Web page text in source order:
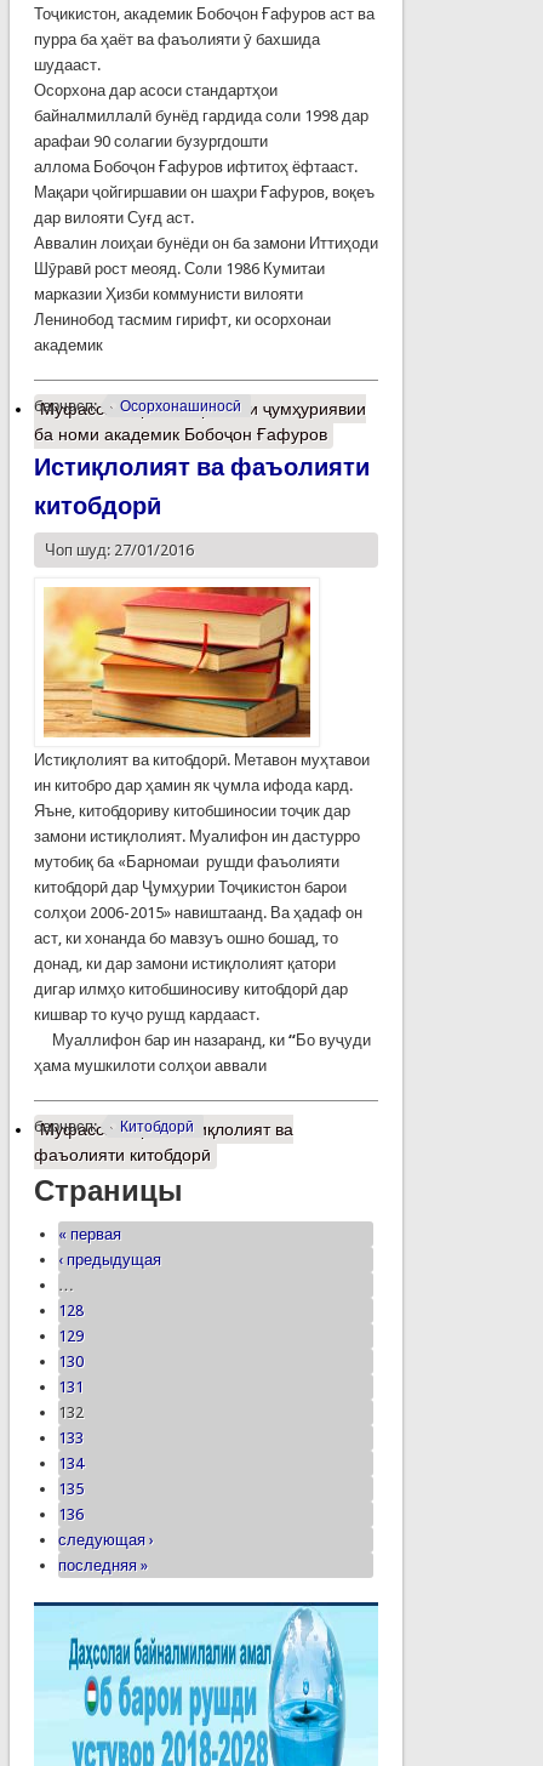
Тоҷикистон, академик Бобоҷон Ғафуров аст ва
пурра ба ҳаёт ва фаъолияти ӯ бахшида
шудааст.
Осорхона дар асоси стандартҳои
байналмиллалӣ бунёд гардида соли 1998 дар
арафаи 90 солагии бузургдошти
аллома Бобоҷон Ғафуров ифтитоҳ ёфтааст.
Мақари ҷойгиршавии он шаҳри Ғафуров, воқеъ
дар вилояти Суғд аст.
Аввалин лоиҳаи бунёди он ба замони Иттиҳоди
Шӯравӣ рост меояд. Соли 1986 Кумитаи
марказии Ҳизби коммунисти вилояти
Ленинобод тасмим гирифт, ки осорхонаи
академик
барчасп: Осорхонашиносӣ
Муфассалтаро Осорхонаи ҷумҳуриявии
ба номи академик Бобоҷон Ғафуров
Истиқлолият ва фаъолияти
китобдорӣ
Чоп шуд: 27/01/2016
Истиқлолият ва китобдорӣ. Метавон муҳтавои
ин китобро дар ҳамин як ҷумла ифода кард.
Яъне, китобдориву китобшиносии тоҷик дар
замони истиқлолият. Муалифон ин дастурро
мутобиқ ба «Барномаи рушди фаъолияти
китобдорӣ дар Ҷумҳурии Тоҷикистон барои
солҳои 2006-2015» навиштаанд. Ва ҳадаф он
аст, ки хонанда бо мавзуъ ошно бошад, то
донад, ки дар замони истиқлолият қатори
дигар илмҳо китобшиносиву китобдорӣ дар
кишвар то куҷо рушд кардааст.
Муаллифон бар ин назаранд, ки“Бо вуҷуди
ҳама мушкилоти солҳои аввали
барчасп: Китобдорӣ
Муфассалтаро Истиқлолият ва
фаъолияти китобдорӣ
Страницы
« первая
‹ предыдущая
…
128
129
130
131
132
133
134
135
136
следующая ›
последняя »